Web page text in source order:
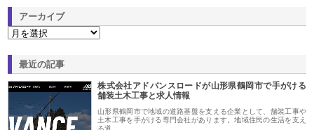
アーカイブ
最近の記事
株式会社アドバンスロードが山形県鶴岡市で手がける
舗装土木工事と求人情報
山形県鶴岡市で地域の道路基盤を支える企業として、舗装工事や
土木工事を手がける専門会社があります。地域住民の生活を支え
る道…